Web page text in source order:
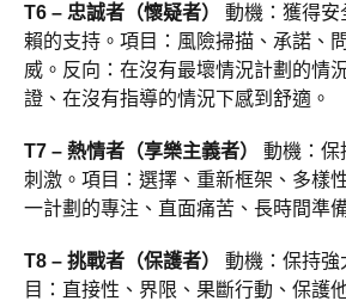
T6 – 忠誠者（懷疑者）
動機：獲得安
賴的支持。項目：風險掃描、承諾、
威。反向：在沒有最壞情況計劃的情
證、在沒有指導的情況下感到舒適。
T7 – 熱情者（享樂主義者）
動機：保
刺激。項目：選擇、重新框架、多樣
一計劃的專注、直面痛苦、長時間準
T8 – 挑戰者（保護者）
動機：保持強
目：直接性、界限、果斷行動、保護